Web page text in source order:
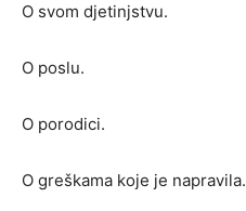
O svom djetinjstvu.
O poslu.
O porodici.
O greškama koje je napravila.